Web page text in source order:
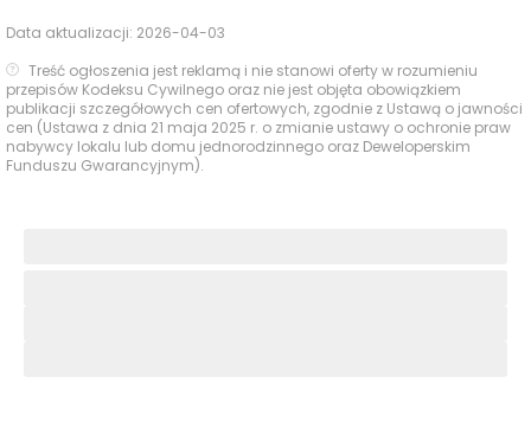
Data aktualizacji: 2026-04-03
Treść ogłoszenia jest reklamą i nie stanowi oferty w rozumieniu
przepisów Kodeksu Cywilnego oraz nie jest objęta obowiązkiem
publikacji szczegółowych cen ofertowych, zgodnie z Ustawą o jawności
cen (Ustawa z dnia 21 maja 2025 r. o zmianie ustawy o ochronie praw
nabywcy lokalu lub domu jednorodzinnego oraz Deweloperskim
Funduszu Gwarancyjnym).